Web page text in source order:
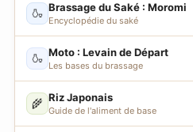
🍶 Brassage du Saké : Moromi
Encyclopédie du saké
🍶 Moto : Levain de Départ
Les bases du brassage
🌾 Riz Japonais
Guide de l'aliment de base